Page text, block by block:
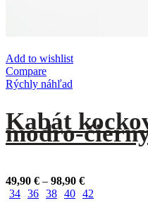
Add to wishlist
Compare
Rýchly náhľad
Kabát
modro-
49,90 € – 98,90 €Price
range:
34 36 38 40 42